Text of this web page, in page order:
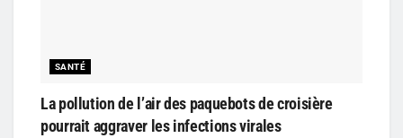
SANTÉ
La pollution de l’air des paquebots de croisière
pourrait aggraver les infections virales